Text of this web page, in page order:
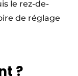
le rez-de-
de réglage
?